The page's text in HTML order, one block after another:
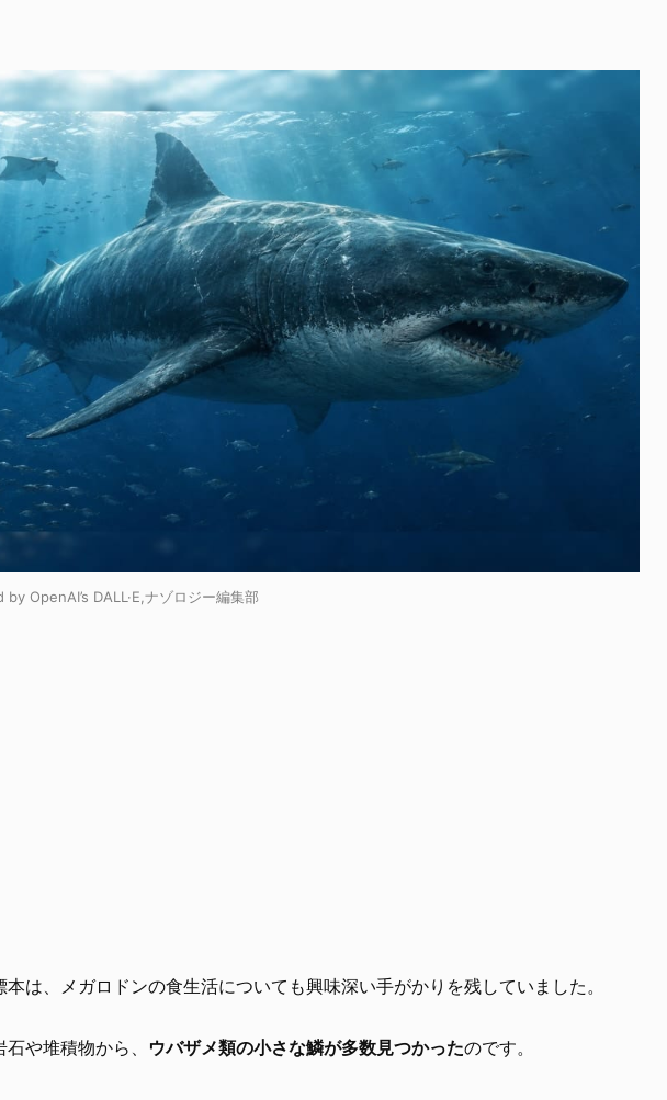
OpenAI’s DALL·E,ナゾロジー編集部
本は、メガロドンの食生活についても興味深い手がかりを残していました。
や堆積物から、 ウバザメ類の小さな鱗が多数見つかったのです。